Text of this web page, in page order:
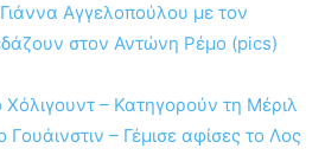
Γιάννα Αγγελοπούλου με τον
στον Αντώνη Ρέμο (pics)
– Κατηγορούν τη Μέριλ
Γουάινστιν – Γέμισε αφίσες το Λος